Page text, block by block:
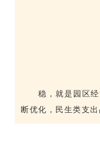
稳，就是园区
断优化，民生类支